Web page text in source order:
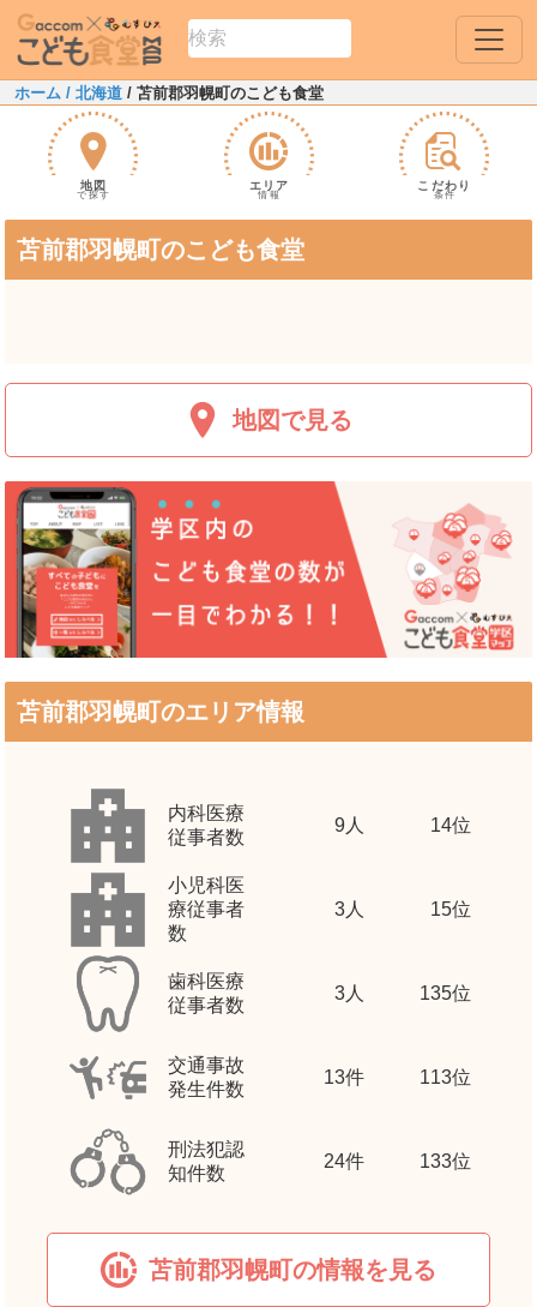
ホーム / 北海道 / 苫前郡羽幌町のこども食堂
地図
で探す
エリア
情報
こだわり
条件
苫前郡羽幌町のこども食堂
地図で見る
苫前郡羽幌町のエリア情報
内科医療
従事者数
9人 14位
小児科医
療従事者
数
3人 15位
歯科医療
従事者数
3人 135位
交通事故
発生件数
13件 113位
刑法犯認
知件数
24件 133位
苫前郡羽幌町の情報を見る